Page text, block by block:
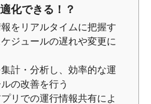
化できる！？
をリアルタイムに把握す
ジュールの遅れや変更に
計・分析し、効率的な運
の改善を行う
リでの運行情報共有によ